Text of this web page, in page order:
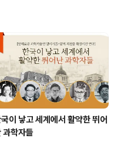
흥에 기
련되는 것
가를 받고
으로 오는 3
대상자를
상..
이 낳고 세계에서 활약한 뛰어
과학자들